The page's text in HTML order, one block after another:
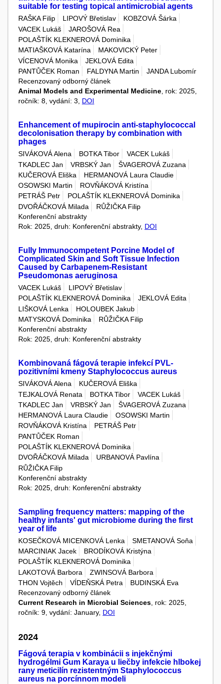
suitable for testing topical antimicrobial agents
RAŠKA Filip LIPOVÝ Břetislav
KOBZOVÁ Šárka
VACEK Lukáš
JAROŠOVÁ Rea
POLAŠTÍK KLEKNEROVÁ Dominika
MATIAŠKOVÁ Katarína
MAKOVICKÝ Peter
VÍCENOVÁ Monika
JEKLOVÁ Edita
PANTŮČEK Roman
FALDYNA Martin
JANDA Lubomír
Recenzovaný odborný článek
Animal Models and Experimental Medicine , rok: 2025,
ročník: 8, vydání: 3, DOI
Enhancement of mupirocin anti-staphylococcal
decolonisation therapy by combination with
phages
SIVÁKOVÁ Alena BOTKA Tibor
VACEK Lukáš
TKADLEC Jan
VRBSKÝ Jan
ŠVAGEROVÁ Zuzana
KUČEROVÁ Eliška
HERMANOVÁ Laura Claudie
OSOWSKI Martin
ROVŇÁKOVÁ Kristína
PETRÁŠ Petr
POLAŠTÍK KLEKNEROVÁ Dominika
DVOŘÁČKOVÁ Milada
RŮŽIČKA Filip
Konferenční abstrakty
Rok: 2025, druh: Konferenční abstrakty, DOI
Fully Immunocompetent Porcine Model of
Complicated Skin and Soft Tissue Infection
Caused by Carbapenem-Resistant
Pseudomonas aeruginosa
VACEK Lukáš
LIPOVÝ Břetislav
POLAŠTÍK KLEKNEROVÁ Dominika
JEKLOVÁ Edita
LIŠKOVÁ Lenka
HOLOUBEK Jakub
MATYSKOVÁ Dominika
RŮŽIČKA Filip
Konferenční abstrakty
Rok: 2025, druh: Konferenční abstrakty
Kombinovaná fágová terapie infekcí PVL-
pozitivními kmeny Staphylococcus aureus
SIVÁKOVÁ Alena
KUČEROVÁ Eliška
TEJKALOVÁ Renata
BOTKA Tibor
VACEK Lukáš
TKADLEC Jan
VRBSKÝ Jan
ŠVAGEROVÁ Zuzana
HERMANOVÁ Laura Claudie
OSOWSKI Martin
ROVŇÁKOVÁ Kristína
PETRÁŠ Petr
PANTŮČEK Roman
POLAŠTÍK KLEKNEROVÁ Dominika
DVOŘÁČKOVÁ Milada
URBANOVÁ Pavlína
RŮŽIČKA Filip
Konferenční abstrakty
Rok: 2025, druh: Konferenční abstrakty
Sampling frequency matters: mapping of the
healthy infants' gut microbiome during the first
year of life
KOSEČKOVÁ MICENKOVÁ Lenka
SMETANOVÁ Soňa
MARCINIAK Jacek
BRODÍKOVÁ Kristýna
POLAŠTÍK KLEKNEROVÁ Dominika
LAKOTOVÁ Barbora
ZWINSOVÁ Barbora
THON Vojtěch
VÍDEŇSKÁ Petra
BUDINSKÁ Eva
Recenzovaný odborný článek
Current Research in Microbial Sciences , rok: 2025,
ročník: 9, vydání: January, DOI
2024
Fágová terapia v kombinácii s injekčnými
hydrogélmi Gum Karaya u liečby infekcie hlbokej
rany meticilín rezistentným Staphylococcus
aureus na porcínnom modeli